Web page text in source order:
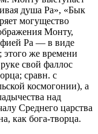
душа Ра», «Бык
могущество
Монту,
Ра — в виде
этого же времени
свой фаллос
сравн. с
космогонии), а
над
Среднего царства
как бога-творца.